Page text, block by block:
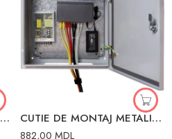
CUTIE DE MONTAJ METALICA CU PANOU DE MONTAJ 300X200X150 IP31 CUTIE DE MONTAJ METALICA CU PANOU DE MONTAJ 400X300X200 IP31
882,00 MDL